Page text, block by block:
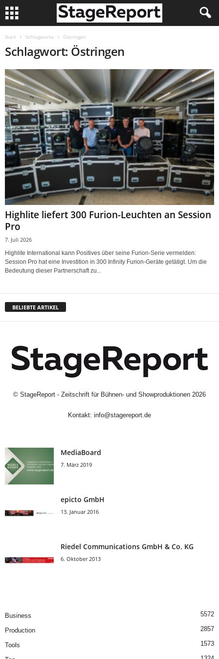
Start Schlagworte Östringen
Schlagwort: Östringen
Highlite liefert 300 Furion-Leuchten an Session
Pro
7. Juli 2026
Highlite International kann Positives über seine Furion-Serie vermelden:
Session Pro hat eine Investition in 300 Infinity Furion-Geräte getätigt. Um die
Bedeutung dieser Partnerschaft zu...
BELIEBTE ARTIKEL
© StageReport - Zeitschrift für Bühnen- und Showproduktionen 2026
Kontakt: info@stagereport.de
MediaBoard
7. März 2019
epicto GmbH
13. Januar 2016
Riedel Communica­tions GmbH & Co. KG
6. Oktober 2013
Business 5572
Production 2857
Tools 1573